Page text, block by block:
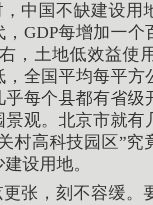
，中国不缺建设用
，GDP每增加一
，土地低效益使
，全国平均每平方
乎每个县都有省
景观。北京市就
村高科技园区”
设用地。
更张，刻不容缓。